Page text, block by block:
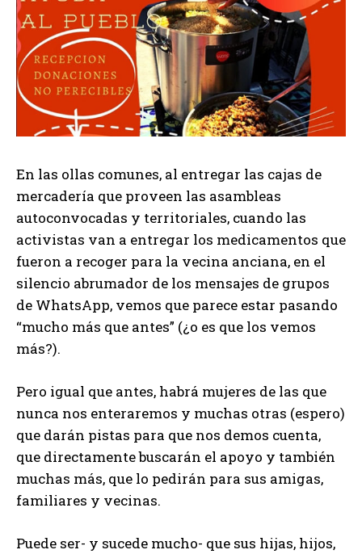
En las ollas comunes, al entregar las cajas de
mercadería que proveen las asambleas
autoconvocadas y territoriales, cuando las
activistas van a entregar los medicamentos que
fueron a recoger para la vecina anciana, en el
silencio abrumador de los mensajes de grupos
de WhatsApp, vemos que parece estar pasando
“mucho más que antes” (¿o es que los vemos
más?).
Pero igual que antes, habrá mujeres de las que
nunca nos enteraremos y muchas otras (espero)
que darán pistas para que nos demos cuenta,
que directamente buscarán el apoyo y también
muchas más, que lo pedirán para sus amigas,
familiares y vecinas.
Puede ser- y sucede mucho- que sus hijas, hijos,